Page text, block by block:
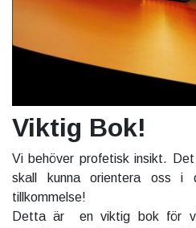
Viktig Bok!
Vi behöver profetisk insikt.
skall kunna orientera oss i
tillkommelse!
Detta är en viktig bok